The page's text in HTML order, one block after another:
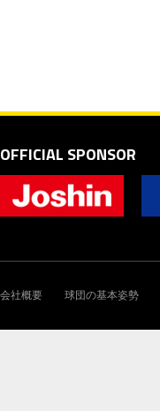
OFFICIAL SPONSOR
会社概要 球団の基本姿勢